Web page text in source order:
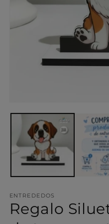
elemento
multimedia
una
modal
ENTREDEDOS
Regalo